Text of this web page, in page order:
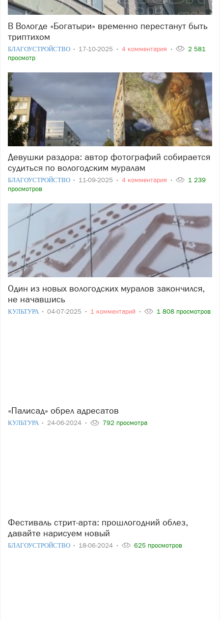
В Вологде «Богатыри» временно перестанут быть
триптихом
БЛАГОУСТРОЙСТВО 17-10-2025 4 комментария
2 581
просмотр
Девушки раздора: автор фотографий собирается
судиться по вологодским муралам
БЛАГОУСТРОЙСТВО 11-09-2025 4 комментария
1 239
просмотров
Один из новых вологодских муралов закончился,
не начавшись
КУЛЬТУРА 04-07-2025 1 комментарий 1 808 просмотров
«Палисад» обрел адресатов
КУЛЬТУРА 24-06-2024 792 просмотра
Фестиваль стрит-арта: прошлогодний облез,
давайте нарисуем новый
БЛАГОУСТРОЙСТВО 18-06-2024 625 просмотров